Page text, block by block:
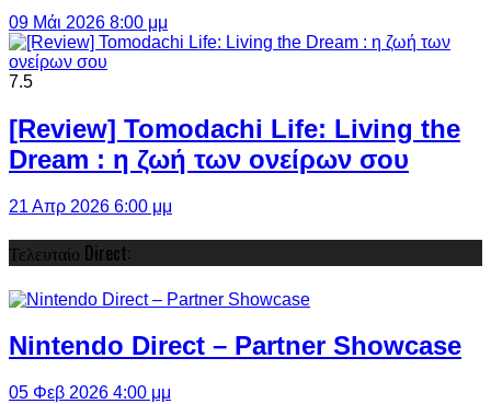
09 Μάι 2026 8:00 μμ
7.5
[Review] Tomodachi Life: Living the
Dream : η ζωή των ονείρων σου
21 Απρ 2026 6:00 μμ
Τελευταίο Direct:
Nintendo Direct – Partner Showcase
05 Φεβ 2026 4:00 μμ